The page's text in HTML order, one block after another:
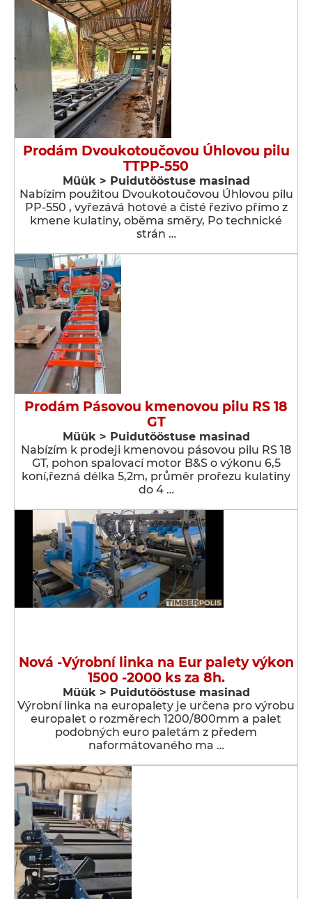
Prodám Dvoukotoučovou Úhlovou pilu
TTPP-550
Müük > Puidutööstuse masinad
Nabízím použitou Dvoukotoučovou Úhlovou pilu
PP-550 , vyřezává hotové a čisté řezivo přímo z
kmene kulatiny, oběma směry, Po technické
strán …
Prodám Pásovou kmenovou pilu RS 18
GT
Müük > Puidutööstuse masinad
Nabízím k prodeji kmenovou pásovou pilu RS 18
GT, pohon spalovací motor B&S o výkonu 6,5
koní,řezná délka 5,2m, průměr prořezu kulatiny
do 4 …
Nová -Výrobní linka na Eur palety výkon
1500 -2000 ks za 8h.
Müük > Puidutööstuse masinad
Výrobní linka na europalety je určena pro výrobu
europalet o rozměrech 1200/800mm a palet
podobných euro paletám z předem
naformátovaného ma …